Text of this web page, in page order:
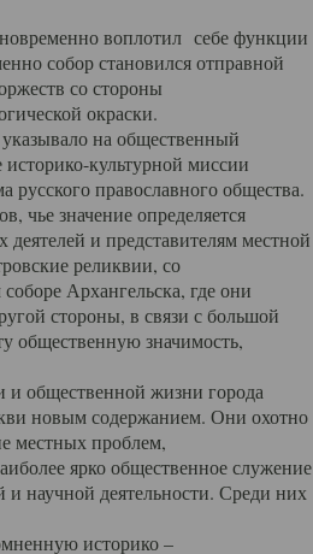
воплотил себе функции
собор становился отправной
со стороны
окраски.
на общественный
историко-культурной миссии
русского православного общества.
чье значение определяется
и представителям местной
реликвии, со
Архангельска, где они
стороны, в связи с большой
общественную значимость,
жизни города
новым содержанием. Они охотно
местных проблем,
ярко общественное служение
и научной деятельности. Среди них
историко –